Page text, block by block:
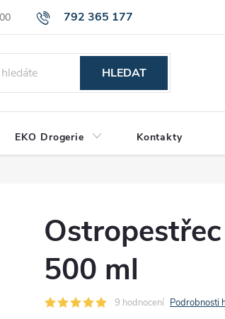
792 365 177
Reklamační řád Hodnocení obchodu
HLEDAT
EKO Drogerie Kontakty
500 ml
9 hodnocení Podrobnosti